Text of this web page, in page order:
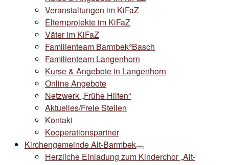
Veranstaltungen im KiFaZ
Elternprojekte im KiFaZ
Väter im KiFaZ
Familienteam Barmbek°Basch
Familienteam Langenhorn
Kurse & Angebote in Langenhorn
Online Angebote
Netzwerk „Frühe Hilfen“
Aktuelles/Freie Stellen
Kontakt
Kooperationspartner
Kirchengemeinde Alt-Barmbek
Herzliche Einladung zum Kinderchor „Alt-